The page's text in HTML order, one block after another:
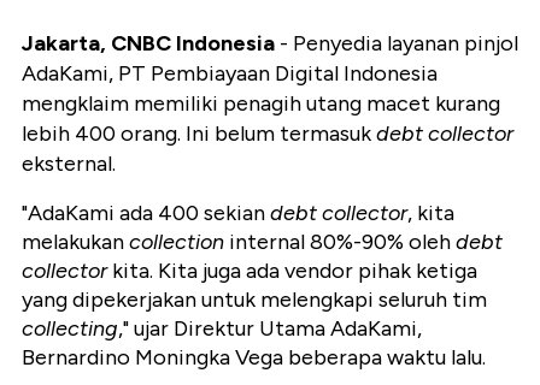
Jakarta, CNBC Indonesia - Penyedia layanan pinjol
AdaKami, PT Pembiayaan Digital Indonesia
mengklaim memiliki penagih utang macet kurang
lebih 400 orang. Ini belum termasukdebt collector
eksternal.
"AdaKami ada 400 sekiandebt collector, kita
melakukancollection internal 80%-90% olehdebt
collectorkita. Kita juga ada vendor pihak ketiga
yang dipekerjakan untuk melengkapi seluruh tim
collecting," ujar Direktur Utama AdaKami,
Bernardino Moningka Vega beberapa waktu lalu.